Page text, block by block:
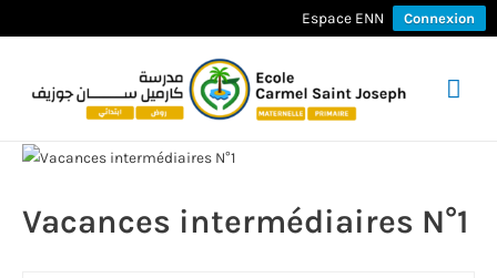
Espace ENN Connexion
Vacances intermédiaires N°1